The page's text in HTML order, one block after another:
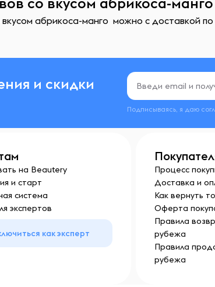
абрикоса-манго можно с доставкой
и скидки
Подписываясь, я даю
на Beautery
и старт
система
экспертов
как эксперт
Процесс
Доставка и
Как вернуть
Оферта
Правила
рубежа
Правила
рубежа